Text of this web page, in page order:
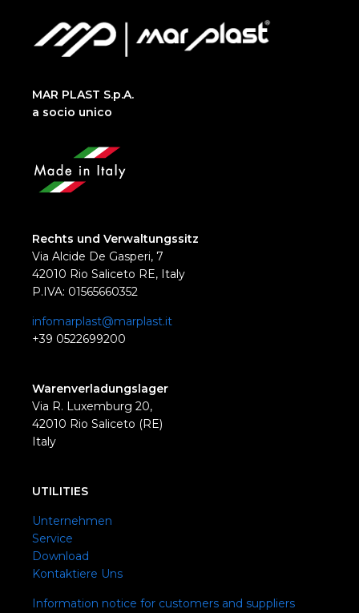
MAR PLAST S.p.A.
a socio unico
Rechts und Verwaltungssitz
Via Alcide De Gasperi, 7
42010 Rio Saliceto RE, Italy
P.IVA: 01565660352
infomarplast@marplast.it
+39 0522699200
Warenverladungslager
Via R. Luxemburg 20,
42010 Rio Saliceto (RE)
Italy
UTILITIES
Unternehmen
Service
Download
Kontaktiere Uns
Information notice for customers and suppliers